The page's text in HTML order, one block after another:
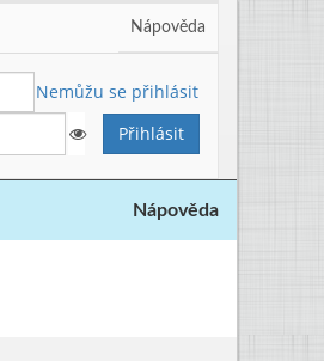
Nápověda
Nemůžu se přihlásit
Nápověda